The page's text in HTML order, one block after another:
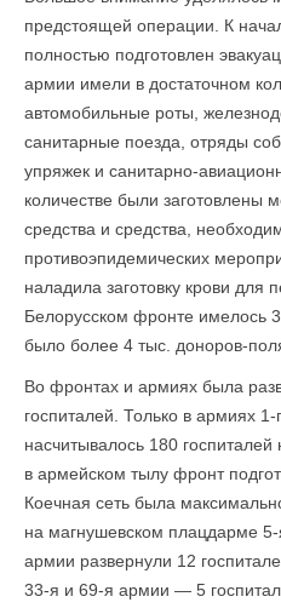
предстоящей операции. К
полностью подготовлен
армии имели в достаточном
автомобильные роты,
санитарные поезда, отряды
упряжек и санитарно-
количестве были заготовлены
средства и средства,
противоэпидемических
наладила заготовку крови для
Белорусском фронте имелось
было более 4 тыс. доноров-
Во фронтах и армиях была
госпиталей. Только в армиях
насчитывалось 180 госпиталей
в армейском тылу фронт
Коечная сеть была
на магнушевском плацдарме
армии развернули 12
33-я и 69-я армии — 5